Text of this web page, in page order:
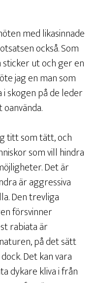
med likasinnade
också. Som
ut och ger en
jag en man som
skogen på de leder
titt som tätt, och
som vill hindra
Det är
är aggressiva
Den trevliga
försvinner
rabiata är
på det sätt
Det kan vara
dykare kliva i från